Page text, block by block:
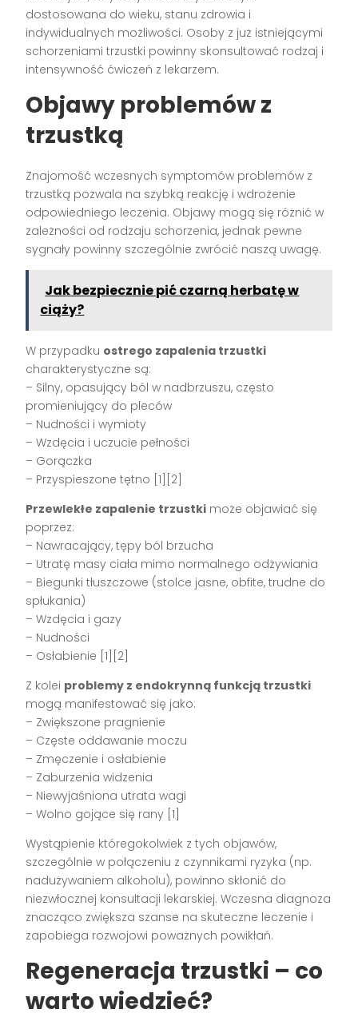
dostosowana do wieku, stanu zdrowia i
indywidualnych możliwości. Osoby z już istniejącymi
schorzeniami trzustki powinny skonsultować rodzaj i
intensywność ćwiczeń z lekarzem.
Objawy problemów z
trzustką
Znajomość wczesnych symptomów problemów z
trzustką pozwala na szybką reakcję i wdrożenie
odpowiedniego leczenia. Objawy mogą się różnić w
zależności od rodzaju schorzenia, jednak pewne
sygnały powinny szczególnie zwrócić naszą uwagę.
Jak bezpiecznie pić czarną herbatę w
ciąży?
W przypadku ostrego zapalenia trzustki
charakterystyczne są:
– Silny, opasujący ból w nadbrzuszu, często
promieniujący do pleców
– Nudności i wymioty
– Wzdęcia i uczucie pełności
– Gorączka
– Przyspieszone tętno [1][2]
Przewlekłe zapalenie trzustki może objawiać się
poprzez:
– Nawracający, tępy ból brzucha
– Utratę masy ciała mimo normalnego odżywiania
– Biegunki tłuszczowe (stolce jasne, obfite, trudne do
spłukania)
– Wzdęcia i gazy
– Nudności
– Osłabienie [1][2]
Z kolei problemy z endokrynną funkcją trzustki
mogą manifestować się jako:
– Zwiększone pragnienie
– Częste oddawanie moczu
– Zmęczenie i osłabienie
– Zaburzenia widzenia
– Niewyjaśniona utrata wagi
– Wolno gojące się rany [1]
Wystąpienie któregokolwiek z tych objawów,
szczególnie w połączeniu z czynnikami ryzyka (np.
nadużywaniem alkoholu), powinno skłonić do
niezwłocznej konsultacji lekarskiej. Wczesna diagnoza
znacząco zwiększa szanse na skuteczne leczenie i
zapobiega rozwojowi poważnych powikłań.
Regeneracja trzustki – co
warto wiedzieć?